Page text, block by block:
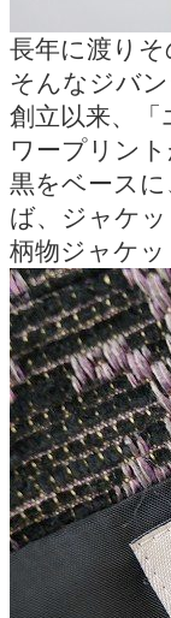
長年に渡り
そんなジバ
創立以来、
ワープリン
黒をベース
ば、ジャケ
柄物ジャケ